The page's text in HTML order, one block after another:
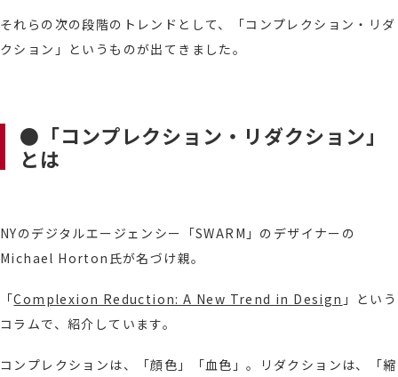
それらの次の段階のトレンドとして、「コンプレクション・リダ
クション」というものが出てきました。
●「コンプレクション・リダクション」
とは
NYのデジタルエージェンシー「SWARM」のデザイナーの
Michael Horton氏が名づけ親。
「Complexion Reduction: A New Trend in Design 」という
コラムで、紹介しています。
コンプレクションは、「顔色」「血色」。リダクションは、「縮